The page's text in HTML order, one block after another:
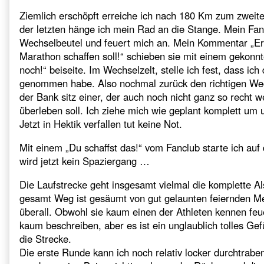
Ziemlich erschöpft erreiche ich nach 180 Km zum
der letzten hänge ich mein Rad an die Stange. Mein
Wechselbeutel und feuert mich an. Mein Kommentar
Marathon schaffen soll!“ schieben sie mit einem
noch!“ beiseite. Im Wechselzelt, stelle ich fest, dass
genommen habe. Also nochmal zurück den richtigen
der Bank sitz einer, der auch noch nicht ganz so recht
überleben soll. Ich ziehe mich wie geplant komplett um
Jetzt in Hektik verfallen tut keine Not.
Mit einem „Du schaffst das!“ vom Fanclub starte ich
wird jetzt kein Spaziergang …
Die Laufstrecke geht insgesamt vielmal die komplette
gesamt Weg ist gesäumt von gut gelaunten feiernden
überall. Obwohl sie kaum einen der Athleten kennen
kaum beschreiben, aber es ist ein unglaublich tolles
die Strecke.
Die erste Runde kann ich noch relativ locker